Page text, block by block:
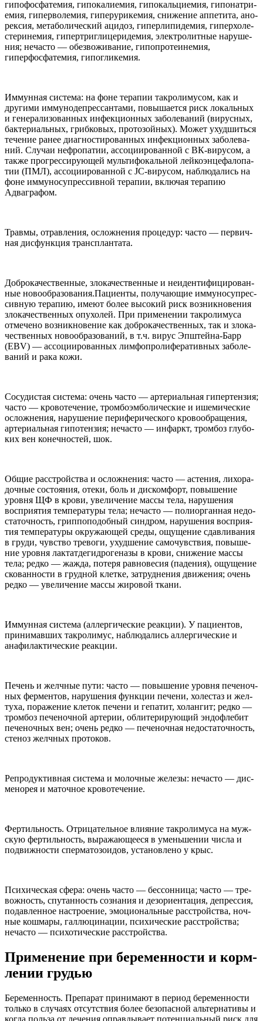
гипофосфа­темия, гипо­ка­ли­емия, гипо­кальци­емия, гипо­на­три­
емия, гипер­во­лемия, гипе­ру­ри­кемия, сниже­ние аппе­тита, ано­
рек­сия, мета­бо­ли­че­ский аци­доз, гипер­липи­демия, гипер­хо­ле­
сте­ри­немия, гипер­т­риг­лице­ри­демия, элек­тро­лит­ные нару­ше­
ния; неча­сто — обез­вожи­ва­ние, гипо­про­те­и­немия,
гиперфосфа­темия, гипогликемия.
Иммун­ная система: на фоне терапии такро­лиму­сом, как и
другими имму­но­депрес­сан­тами, повыша­ется риск локаль­ных
и гене­ра­ли­зо­ван­ных инфекци­он­ных забо­ле­ва­ний (вирус­ных,
бак­те­ри­аль­ных, гриб­ко­вых, про­то­зой­ных). Может ухуд­шиться
тече­ние ранее диагно­сти­ро­ван­ных инфекци­он­ных забо­ле­ва­
ний. Слу­чаи неф­ропа­тии, ассоци­и­ро­ван­ной с ВК-​вирусом, а
также прогрес­си­рующей мультифо­каль­ной лейкоэнцефа­лопа­
тии (ПМЛ), ассоци­и­ро­ван­ной с JC-​вирусом, наблю­да­лись на
фоне имму­но­супрес­сив­ной терапии, вклю­чая терапию
Адваграфом.
Травмы, отрав­ле­ния, ослож­не­ния проце­дур: часто — пер­вич­
ная дисфункция трансплантата.
Доб­ро­ка­че­ствен­ные, зло­ка­че­ствен­ные и неиден­тифици­ро­ван­
ные новообразования.Пациенты, полу­чающие имму­но­супрес­
сив­ную терапию, имеют более высо­кий риск воз­ник­но­ве­ния
зло­ка­че­ствен­ных опу­хо­лей. При при­ме­не­нии такро­лимуса
отме­чено воз­ник­но­ве­ние как доб­ро­ка­че­ствен­ных, так и зло­ка­
че­ствен­ных ново­об­ра­зо­ва­ний, в т.ч. вирус Эпштейна-​Барр
(EBV) — ассоци­и­ро­ван­ных лимфопро­лифе­ра­тив­ных забо­ле­
ва­ний и рака кожи.
Сосу­ди­стая система: очень часто — арте­ри­аль­ная гипер­тен­зия;
часто — кро­во­те­че­ние, тром­боэм­бо­ли­че­ские и ишеми­че­ские
ослож­не­ния, нару­ше­ние перифе­ри­че­ского кро­во­об­раще­ния,
арте­ри­аль­ная гипо­тен­зия; неча­сто — инфаркт, тром­боз глу­бо­
ких вен конеч­но­стей, шок.
Общие рас­стройства и ослож­не­ния: часто — асте­ния, лихо­ра­
доч­ные состо­я­ния, отеки, боль и дис­комфорт, повыше­ние
уровня ЩФ в крови, уве­ли­че­ние массы тела, нару­ше­ния
воспри­я­тия темпе­ра­туры тела; неча­сто — поли­орган­ная недо­
ста­точ­ность, грип­по­по­доб­ный син­дром, нару­ше­ния воспри­я­
тия темпе­ра­туры окружающей среды, ощуще­ние сдав­ли­ва­ния
в груди, чув­ство тре­воги, ухуд­ше­ние само­чув­ствия, повыше­
ние уровня лак­тат­дегид­ро­ге­назы в крови, сниже­ние массы
тела; редко — жажда, потеря рав­но­ве­сия (паде­ния), ощуще­ние
ско­ван­но­сти в груд­ной клетке, затруд­не­ния движе­ния; очень
редко — уве­ли­че­ние массы жиро­вой ткани.
Иммун­ная система (аллерги­че­ские реакции). У паци­ен­тов,
при­нимавших такро­лимус, наблю­да­лись аллерги­че­ские и
анафи­лак­ти­че­ские реакции.
Печень и желч­ные пути: часто — повыше­ние уровня пече­ноч­
ных фермен­тов, нару­ше­ния функции печени, холе­стаз и жел­
туха, пораже­ние кле­ток печени и гепа­тит, холангит; редко —
тром­боз пече­ноч­ной арте­рии, обли­те­ри­рующий эндофле­бит
пече­ноч­ных вен; очень редко — пече­ноч­ная недо­ста­точ­ность,
сте­ноз желч­ных протоков.
Репро­дук­тив­ная система и молоч­ные железы: неча­сто — дис­
ме­но­рея и маточ­ное кровотечение.
Фер­тиль­ность. Отрица­тель­ное вли­я­ние такро­лимуса на муж­
скую фер­тиль­ность, выражающе­еся в уменьше­нии числа и
подвиж­но­сти сперма­то­зо­и­дов, уста­нов­лено у крыс.
Пси­хи­че­ская сфера: очень часто — бес­сон­ница; часто — тре­
вож­ность, спу­тан­ность созна­ния и дез­ори­ен­тация, депрес­сия,
подав­лен­ное настро­е­ние, эмоци­о­наль­ные рас­стройства, ноч­
ные кошмары, гал­лю­ци­нации, пси­хи­че­ские рас­стройства;
неча­сто — пси­хо­ти­че­ские расстройства.
При­ме­не­ние при беремен­но­сти и корм­
ле­нии грудью
Беремен­ность. Препа­рат при­нимают в период беремен­но­сти
только в слу­чаях отсут­ствия более без­опас­ной аль­тер­на­тивы и
когда польза от лече­ния оправ­ды­вает потенци­аль­ный риск для